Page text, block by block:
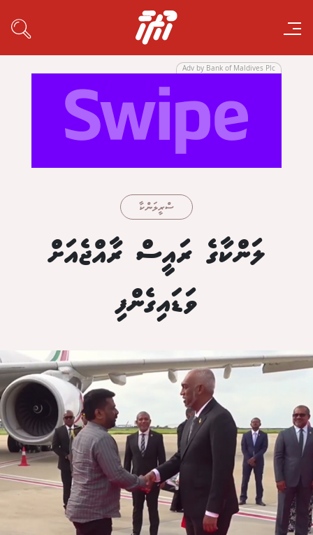
Adv by Bank of Maldives Plc
ސްރީލަންކާ
ލަންކާގެ ރައީސް ރާއްޖެއަށް
ވަޑައިގެންފި